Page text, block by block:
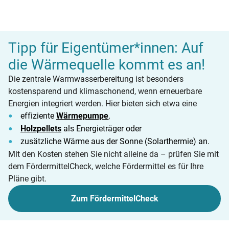
Tipp für Eigentümer*innen: Auf
die Wärmequelle kommt es an!
Die zentrale Warmwasserbereitung ist besonders
kostensparend und klimaschonend, wenn erneuerbare
Energien integriert werden. Hier bieten sich etwa eine
effiziente Wärmepumpe,
Holzpellets als Energieträger oder
zusätzliche Wärme aus der Sonne (Solarthermie) an.
Mit den Kosten stehen Sie nicht alleine da – prüfen Sie mit
dem FördermittelCheck, welche Fördermittel es für Ihre
Pläne gibt.
Zum FördermittelCheck